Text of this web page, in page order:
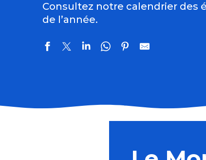
Consultez notre calendrier des
de l’année.
Atelier créatif avec Cécile White - Leporello (livre